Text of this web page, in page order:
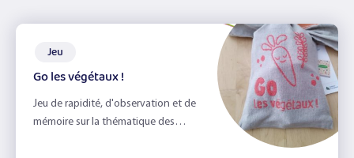
Jeu
Go les végétaux !
Jeu de rapidité, d'observation et de
mémoire sur la thématique des